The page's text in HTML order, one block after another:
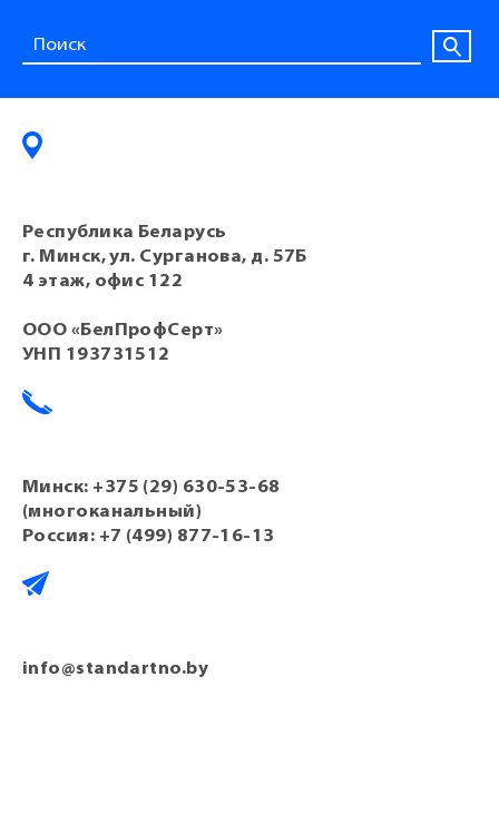
Республика Беларусь
г. Минск, ул. Сурганова, д. 57Б
4 этаж, офис 122
ООО «БелПрофСерт»
УНП 193731512
Минск: +375 (29) 630-53-68
(многоканальный)
Россия: +7 (499) 877-16-13
info@standartno.by